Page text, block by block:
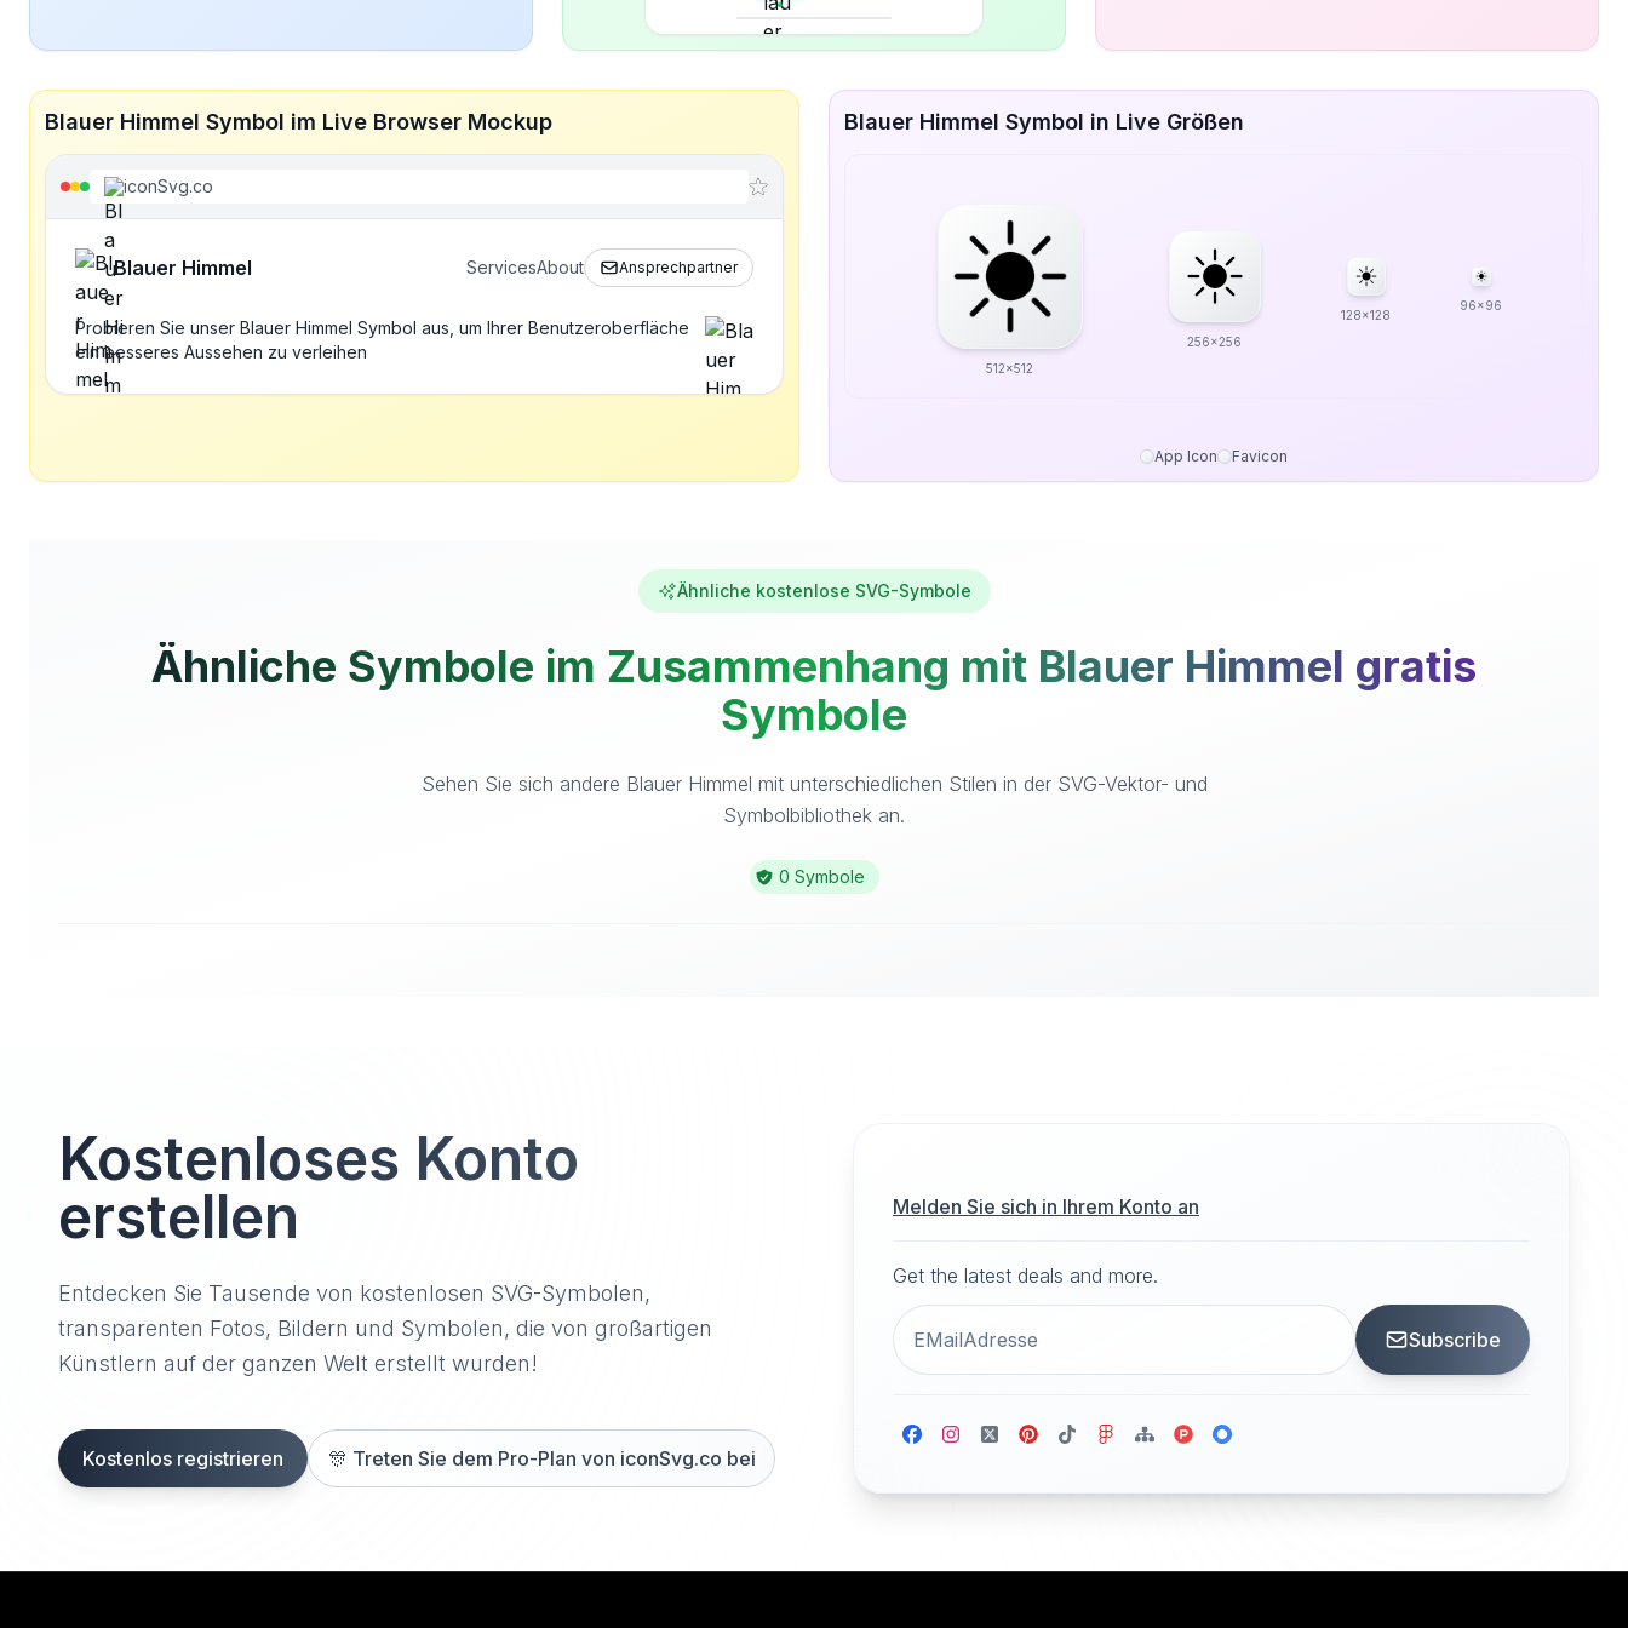
Blauer Himmel Symbol im Live Browser Mockup
iconSvg.co
Blauer Himmel ServicesAbout Ansprechpartner
Probieren Sie unser Blauer Himmel Symbol aus, um Ihrer Benutzeroberfläche
ein besseres Aussehen zu verleihen
Blauer Himmel Symbol in Live Größen
512x512
256x256
128x128
96x96
App Icon Favicon
Ähnliche kostenlose SVG-Symbole
Ähnliche Symbole im Zusammenhang mit Blauer Himmel gratis
Symbole
Sehen Sie sich andere Blauer Himmel mit unterschiedlichen Stilen in der SVG-Vektor- und
Symbolbibliothek an.
0 Symbole
Kostenloses Konto
erstellen
Entdecken Sie Tausende von kostenlosen SVG-Symbolen,
transparenten Fotos, Bildern und Symbolen, die von großartigen
Künstlern auf der ganzen Welt erstellt wurden!
Kostenlos registrieren 🎊 Treten Sie dem Pro-Plan von iconSvg.co bei
Melden Sie sich in Ihrem Konto an
Get the latest deals and more.
Subscribe